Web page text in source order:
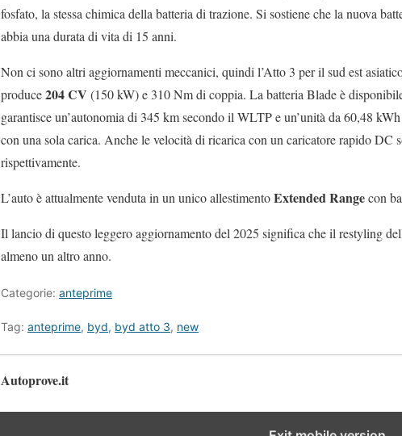
fosfato, la stessa chimica della batteria di trazione. Si sostiene che la nuova
abbia una durata di vita di 15 anni.
Non ci sono altri aggiornamenti meccanici, quindi l’Atto 3 per il sud est
produce204 CV (150 kW) e 310 Nm di coppia. La batteria Blade è
garantisce un’autonomia di 345 km secondo il WLTP e un’unità da 60,48
con una sola carica. Anche le velocità di ricarica con un caricatore rapido DC
rispettivamente.
L’auto è attualmente venduta in un unico allestimentoExtended Rangecon
Il lancio di questo leggero aggiornamento del 2025 significa che il restyling
almeno un altro anno.
Categorie: anteprime
Tag: anteprime, byd, byd atto 3, new
Autoprove.it